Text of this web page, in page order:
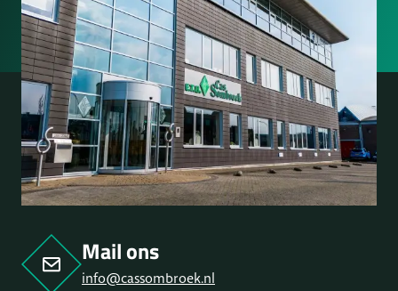
Mail ons
info@cassombroek.nl